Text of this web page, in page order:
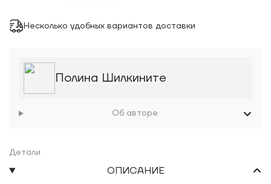
Несколько удобных вариантов доставки
Полина Шилкините
Об авторе
Детали
ОПИСАНИЕ